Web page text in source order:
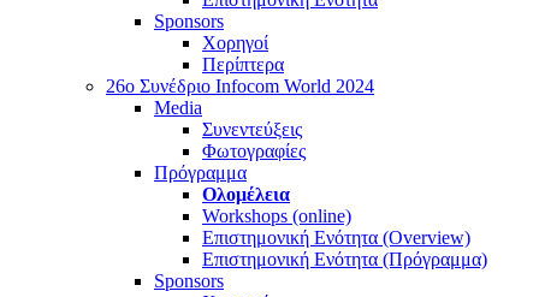
Sponsors
Χορηγοί
Περίπτερα
26o Συνέδριο Infocom World 2024
Media
Συνεντεύξεις
Φωτογραφίες
Πρόγραμμα
Ολομέλεια
Workshops (online)
Επιστημονική Ενότητα (Overview)
Επιστημονική Ενότητα (Πρόγραμμα)
Sponsors